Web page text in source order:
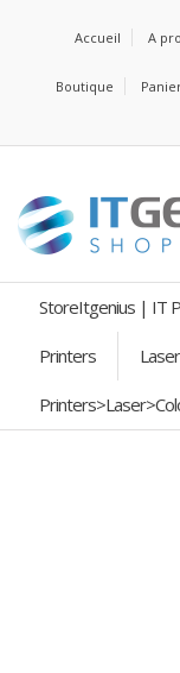
Accueil A
Boutique
StoreItgenius | IT
Printers Laser